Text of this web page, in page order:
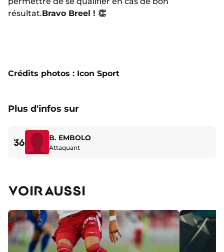
résultat.Bravo Breel ! 👏
Crédits photos : Icon Sport
Plus d'infos sur
36 B. EMBOLO
Attaquant
VOIR AUSSI